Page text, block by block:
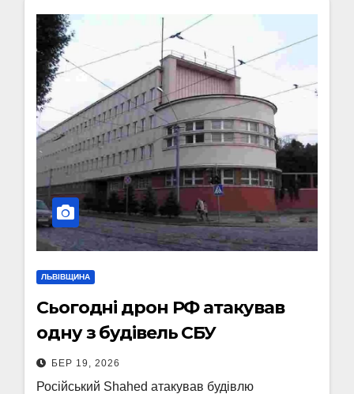
ЛЬВІВЩИНА
Сьогодні дрон РФ атакував
одну з будівель СБУ
БЕР 19, 2026
Російський Shahed атакував будівлю